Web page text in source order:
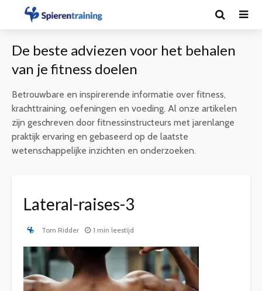
De beste adviezen voor het behalen
van je fitness doelen
Betrouwbare en inspirerende informatie over fitness,
krachttraining, oefeningen en voeding. Al onze artikelen
zijn geschreven door fitnessinstructeurs met jarenlange
praktijk ervaring en gebaseerd op de laatste
wetenschappelijke inzichten en onderzoeken.
Lateral-raises-3
Tom Ridder 1 min leestijd